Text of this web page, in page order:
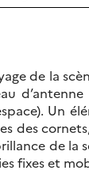
de la
Un
des
de la
fixes et